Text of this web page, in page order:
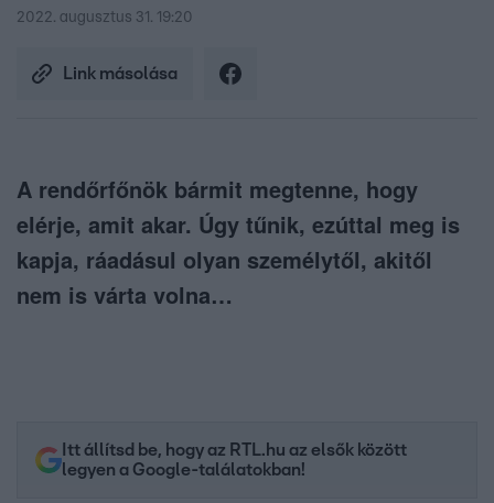
2022. augusztus 31. 19:20
Link másolása
A rendőrfőnök bármit megtenne, hogy
elérje, amit akar. Úgy tűnik, ezúttal meg is
kapja, ráadásul olyan személytől, akitől
nem is várta volna…
Itt állítsd be, hogy az RTL.hu az elsők között
legyen a Google-találatokban!